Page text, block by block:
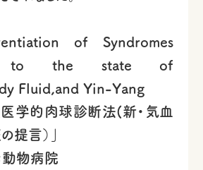
of Syndromes
to the state of
Fluid,and Yin-Yang
医学的肉球診断法(新・気血
提言）」
動物病院